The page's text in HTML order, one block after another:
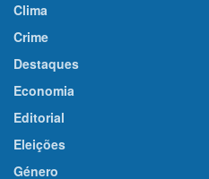
Clima
Crime
Destaques
Economia
Editorial
Eleições
Género